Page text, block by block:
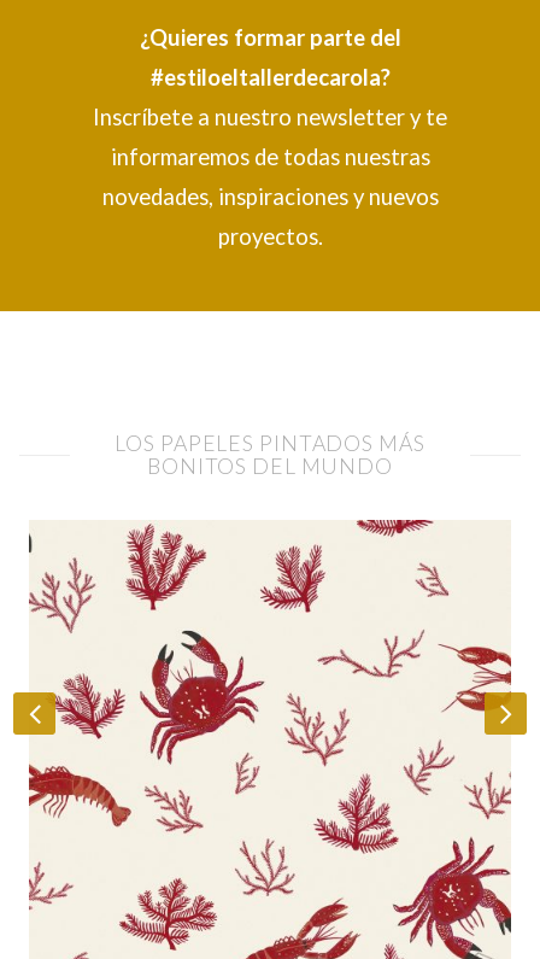
¿Quieres formar parte del
#estiloeltallerdecarola?
Inscríbete a nuestro newsletter y te
informaremos de todas nuestras
novedades, inspiraciones y nuevos
proyectos.
LOS PAPELES PINTADOS MÁS
BONITOS DEL MUNDO